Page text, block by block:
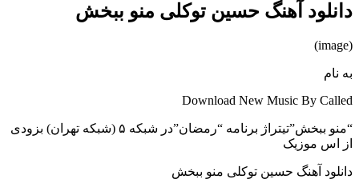
دانلود آهنگ حسین توکلی منو ببخش
(image)
به نام
Download New Music By Called
“منو ببخش”تیتراژ برنامه “رمضان”در شبکه ۵ (شبکه تهران)
بزودی
از اس موزیک
دانلود آهنگ حسین توکلی منو ببخش